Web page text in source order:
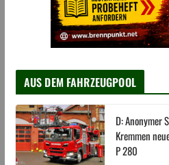
AUS DEM FAHRZEUGPOOL
D: Anonymer
Kremmen
P 280